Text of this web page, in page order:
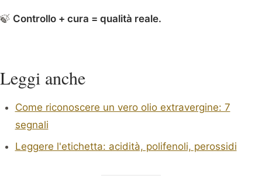
🍃 Controllo + cura = qualità reale.
Leggi anche
Come riconoscere un vero olio extravergine: 7
segnali
Leggere l'etichetta: acidità, polifenoli, perossidi